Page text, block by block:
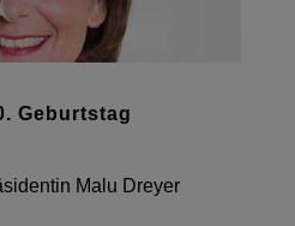
Geburtstag
Malu Dreyer